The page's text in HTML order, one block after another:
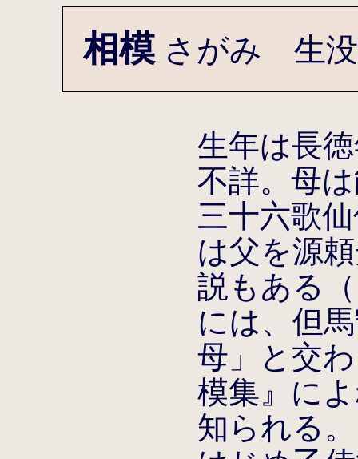
相模 さがみ 生
生年は長
不詳。母
三十六歌
は父を源
説もある
には、但
母」と交
模集』に
知られる。